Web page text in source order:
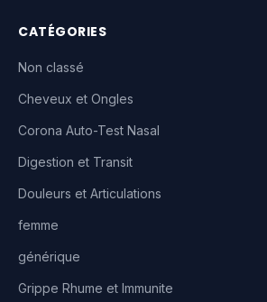
CATÉGORIES
Non classé
Cheveux et Ongles
Corona Auto-Test Nasal
Digestion et Transit
Douleurs et Articulations
femme
générique
Grippe Rhume et Immunite